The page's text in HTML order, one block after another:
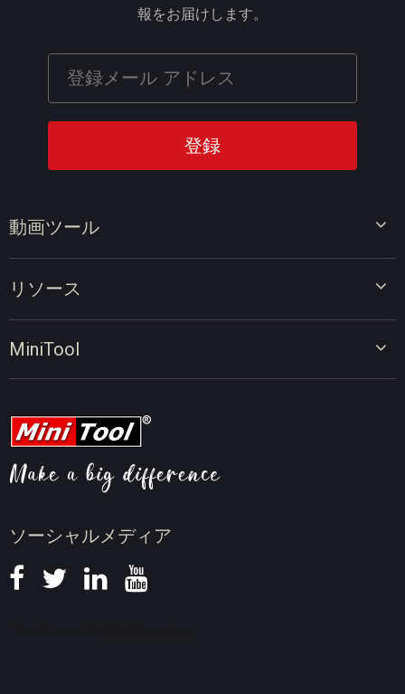
ソーシャルメディア
動画ツール
ビデオコンバーター
リソース
動画圧縮のヒント
ニュース
MiniTool
報をお届けします。